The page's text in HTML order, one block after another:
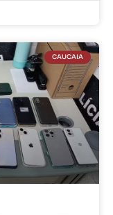
CAUCAIA